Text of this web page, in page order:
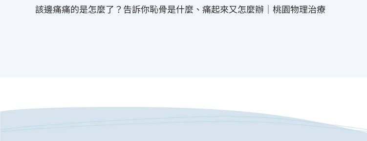
該邊痛痛的是怎麼了？告訴你恥骨是什麼、痛起來又怎麼辦｜桃園物理治療